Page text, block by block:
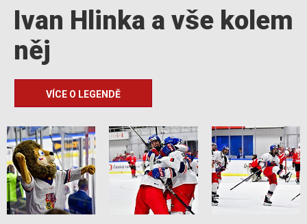
Ivan Hlinka a vše kolem
něj
VÍCE O LEGENDĚ